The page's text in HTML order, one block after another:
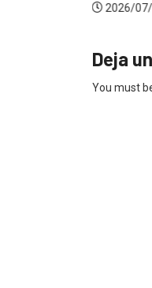
2026/
Deja
You must